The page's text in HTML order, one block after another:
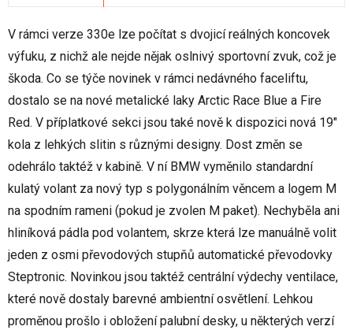
V rámci verze 330e lze počítat s dvojicí reálných koncovek
výfuku, z nichž ale nejde nějak oslnivý sportovní zvuk, což je
škoda. Co se týče novinek v rámci nedávného faceliftu,
dostalo se na nové metalické laky Arctic Race Blue a Fire
Red. V příplatkové sekci jsou také nově k dispozici nová 19"
kola z lehkých slitin s různými designy. Dost změn se
odehrálo taktéž v kabině. V ní BMW vyměnilo standardní
kulatý volant za nový typ s polygonálním věncem a logem M
na spodním rameni (pokud je zvolen M paket). Nechyběla ani
hliníková pádla pod volantem, skrze která lze manuálně volit
jeden z osmi převodových stupňů automatické převodovky
Steptronic. Novinkou jsou taktéž centrální výdechy ventilace,
které nově dostaly barevné ambientní osvětlení. Lehkou
proměnou prošlo i obložení palubní desky, u některých verzí